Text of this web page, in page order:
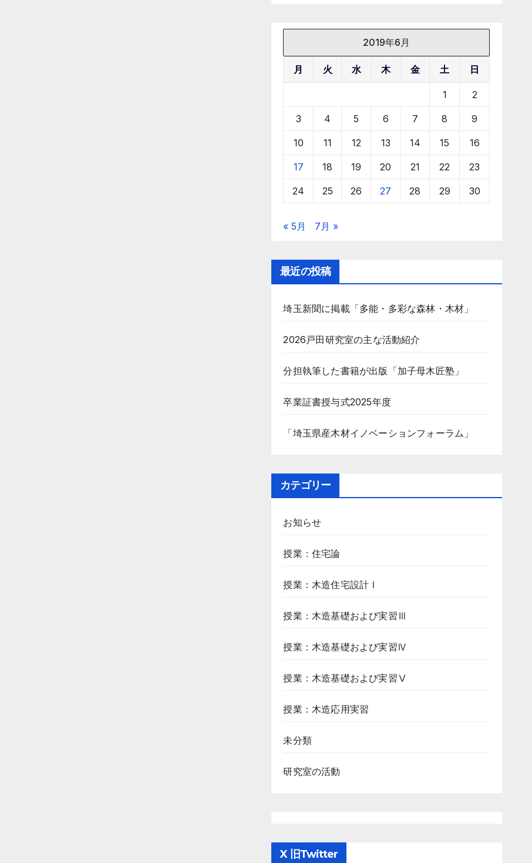
2019年6月
月 火 水 木 金 土 日
1 2
3 4 5 6 7 8 9
10 11 12 13 14 15 16
17 18 19 20 21 22 23
24 25 26 27 28 29 30
« 5月 7月 »
最近の投稿
埼玉新聞に掲載「多能・多彩な森林・木材」
2026戸田研究室の主な活動紹介
分担執筆した書籍が出版「加子母木匠塾」
卒業証書授与式2025年度
「埼玉県産木材イノベーションフォーラム」
カテゴリー
お知らせ
授業：住宅論
授業：木造住宅設計Ⅰ
授業：木造基礎および実習Ⅲ
授業：木造基礎および実習Ⅳ
授業：木造基礎および実習Ⅴ
授業：木造応用実習
未分類
研究室の活動
X 旧Twitter